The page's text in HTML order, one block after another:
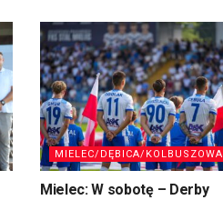
MIELEC/DĘBICA/KOLBUSZOWA
Mielec: W sobotę – Derby